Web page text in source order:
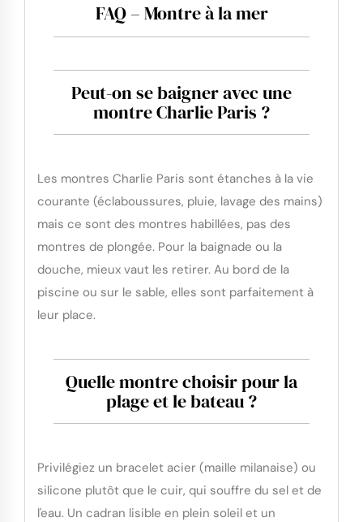
FAQ – Montre à la mer
Peut-on se baigner avec une
montre Charlie Paris ?
Les montres Charlie Paris sont étanches à la vie
courante (éclabous​sures, pluie, lavage des mains)
mais ce sont des montres habillées, pas des
montres de plongée. Pour la baignade ou la
douche, mieux vaut les retirer. Au bord de la
piscine ou sur le sable, elles sont parfaitement à
leur place.
Quelle montre choisir pour la
plage et le bateau ?
Privilégiez un bracelet acier (maille milanaise) ou
silicone plutôt que le cuir, qui souffre du sel et de
l'eau. Un cadran lisible en plein soleil et un